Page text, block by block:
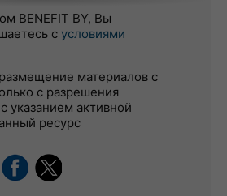
BENEFIT BY, Вы
с условиями
материалов с
с разрешения
указанием активной
ресурс